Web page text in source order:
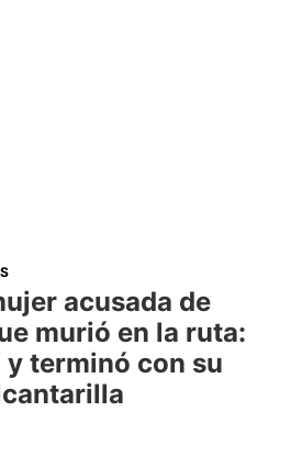
acusada de
murió en la ruta:
terminó con su